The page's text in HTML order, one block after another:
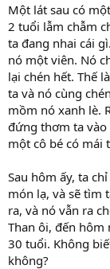
Một lát sau có
2 tuổi lẫm chẫm
ta đang nhai cái
nó một viên. Nó
lại chén hết. Thế
ta và nó cùng
mồm nó xanh lè.
đứng thơm ta vào
một cô bé có mái
Sau hôm ấy, ta
món lạ, và sẽ tìm
ra, và nó vẫn ra
Than ôi, đến hôm
30 tuổi. Không
không?